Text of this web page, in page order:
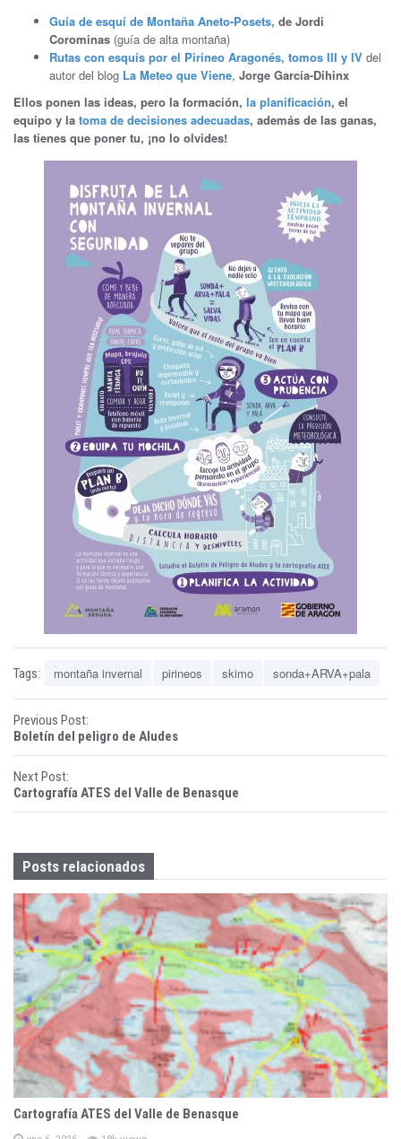
Guía de esquí de Montaña Aneto-Posets, de Jordi
Corominas (guía de alta montaña)
Rutas con esquís por el Pirineo Aragonés, tomos III y IV del
autor del blog La Meteo que Viene, Jorge García-Dihinx
Ellos ponen las ideas, pero la formación, la planificación, el
equipo y la toma de decisiones adecuadas, además de las ganas,
las tienes que poner tu, ¡no lo olvides!
Tags: montaña invernal pirineos skimo sonda+ARVA+pala
P
o
s
t
n
a
v
i
g
a
t
i
o
Previous Post:
Boletín del peligro de Aludes
Next Post:
Cartografía ATES del Valle de Benasque
Posts relacionados
Cartografía ATES del Valle de Benasque